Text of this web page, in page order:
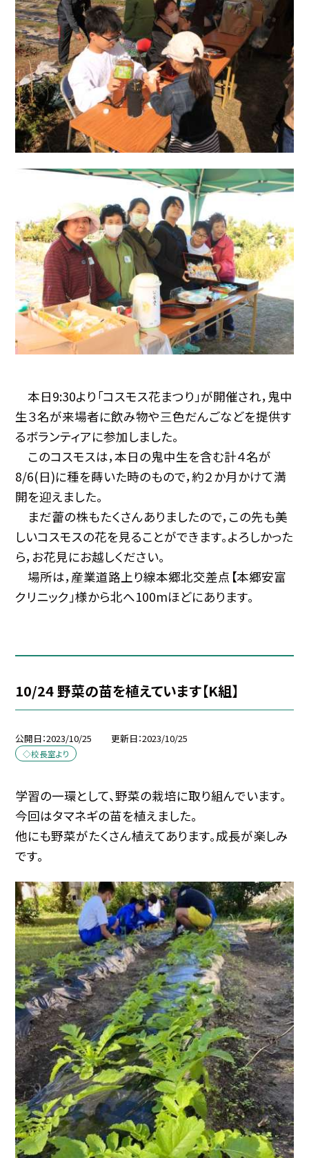
本日9:30より「コスモス花まつり」が開催され，鬼中
生３名が来場者に飲み物や三色だんごなどを提供す
るボランティアに参加しました。
このコスモスは，本日の鬼中生を含む計４名が
8/6(日)に種を蒔いた時のもので，約２か月かけて満
開を迎えました。
まだ蕾の株もたくさんありましたので，この先も美
しいコスモスの花を見ることができます。よろしかった
ら，お花見にお越しください。
場所は，産業道路上り線本郷北交差点【本郷安富
クリニック」様から北へ100mほどにあります。
10/24 野菜の苗を植えています【K組】
公開日 2023/10/25 更新日 2023/10/25
◇校長室より
学習の一環として、野菜の栽培に取り組んでいます。
今回はタマネギの苗を植えました。
他にも野菜がたくさん植えてあります。成長が楽しみ
です。